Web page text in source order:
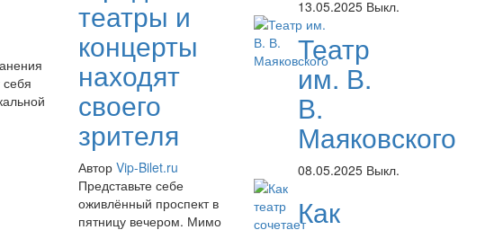
театры и
концерты
находят
своего
зрителя
Автор Vip-Bilet.ru
Представьте себе
оживлённый проспект в
пятницу вечером. Мимо
13.05.2025 Выкл.
Театр
им. В.
В.
Маяковского
08.05.2025 Выкл.
Как